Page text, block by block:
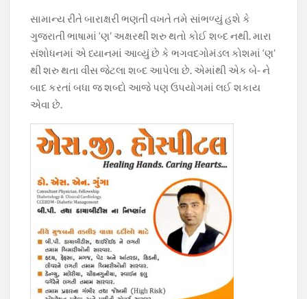
b
o
o
k
s
A
p
p
gr
a
m
er y
Li
n
k
સામાન્ય રીતે બારાક્ષરી ભણતી વખતે તમે સાંભળ્યું હશે કે
ગુજરાતી ભાષામાં ‘ણ’ અક્ષરથી શરુ થતો કોઈ શબ્દ નથી. મારા
સંશોધનમાં એ ધ્યાનમાં આવ્યું છે કે ભગવદગોમંડલ કોશમાં ‘ણ’
થી શરુ થતા વીસ જેટલા શબ્દ આપેલા છે. એમાંથી એક બે- ને
બાદ કરતાં બધા જ શબ્દો આજે પણ ઉપયોગમાં લઈ શકાય
એવા છે.